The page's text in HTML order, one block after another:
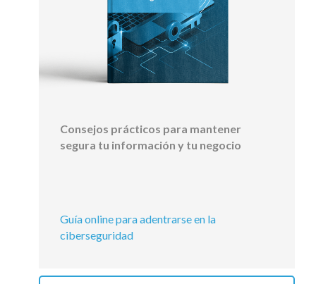
Consejos prácticos para mantener
segura tu información y tu negocio
Guía online para adentrarse en la
ciberseguridad